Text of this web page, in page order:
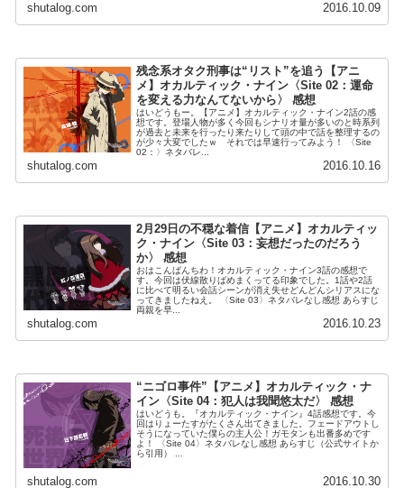
shutalog.com 2016.10.09
残念系オタク刑事は“リスト”を追う【アニ
メ】オカルティック・ナイン〈Site 02：運命
を変える力なんてないから〉 感想
はいどうもー。【アニメ】オカルティック・ナイン2話の感
想です。登場人物が多く今回もシナリオ量が多いのと時系列
が過去と未来を行ったり来たりして頭の中で話を整理するの
が少々大変でしたｗ それでは早速行ってみよう！ 〈Site
02：〉ネタバレ...
shutalog.com 2016.10.16
2月29日の不穏な着信【アニメ】オカルティッ
ク・ナイン〈Site 03：妄想だったのだろう
か〉 感想
おはこんばんちわ！オカルティック・ナイン3話の感想で
す。今回は伏線散りばめまくってる印象でした。1話や2話
に比べて明るい会話シーンが消え失せどんどんシリアスにな
ってきましたねえ。 〈Site 03〉ネタバレなし感想 あらすじ
両親を早...
shutalog.com 2016.10.23
“ニゴロ事件”【アニメ】オカルティック・ナ
イン〈Site 04：犯人は我聞悠太だ〉 感想
はいどうも。『オカルティック・ナイン』4話感想です。今
回はりょーたすがたくさん出てきました。フェードアウトし
そうになっていた僕らの主人公！ガモタンも出番多めです
よ！ 〈Site 04〉ネタバレなし感想 あらすじ（公式サイトか
ら引用） ...
shutalog.com 2016.10.30